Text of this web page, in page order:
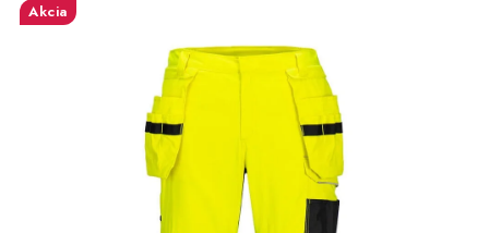
OCHRANNÉ POMÔCKY
Akcia